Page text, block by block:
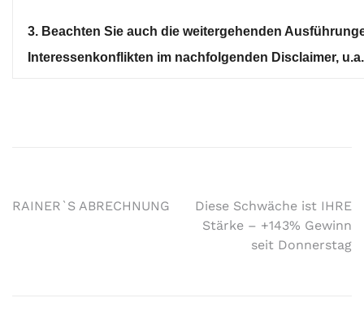
3. Beachten Sie auch die weitergehenden
Interessenkonflikten im nachfolgenden Disclaimer,
RAINER`S ABRECHNUNG
Diese Schwäche ist IHRE
Stärke – +143% Gewinn
seit Donnerstag